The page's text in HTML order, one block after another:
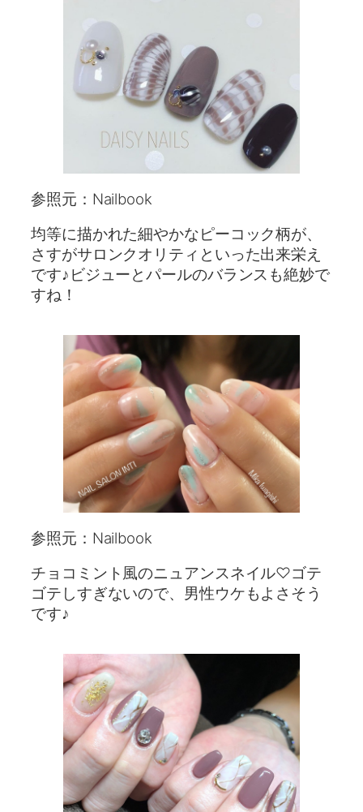
参照元：Nailbook
均等に描かれた細やかなピーコック柄が、
さすがサロンクオリティといった出来栄え
です♪ビジューとパールのバランスも絶妙で
すね！
参照元：Nailbook
チョコミント風のニュアンスネイル♡ゴテ
ゴテしすぎないので、男性ウケもよさそう
です♪